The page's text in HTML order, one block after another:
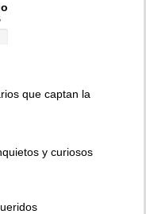
que captan la
y curiosos